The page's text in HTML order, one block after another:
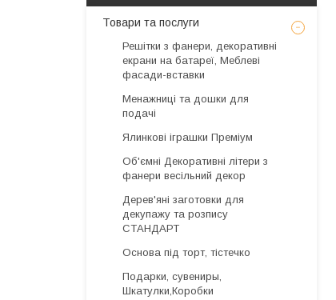
Товари та послуги
Решітки з фанери, декоративні
екрани на батареї, Меблеві
фасади-вставки
Менажниці та дошки для
подачі
Ялинкові іграшки Преміум
Об'ємні Декоративні літери з
фанери весільний декор
Дерев'яні заготовки для
декупажу та розпису
СТАНДАРТ
Основа під торт, тістечко
Подарки, сувениры,
Шкатулки,Коробки